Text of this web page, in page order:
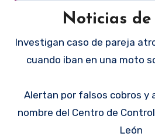
Noticias de
Investigan caso de pareja
cuando iban en una moto
Alertan por falsos cobros y
nombre del Centro de
León